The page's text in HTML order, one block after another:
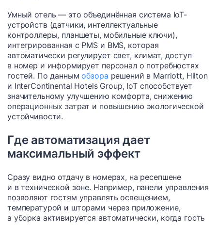
Умный отель — это объединённая система IoT-
устройств (датчики, интеллектуальные
контроллеры, планшеты, мобильные ключи),
интегрированная с PMS и BMS, которая
автоматически регулирует свет, климат, доступ
в номер и информирует персонал о потребностях
гостей. По даннымобзора решений в Marriott, Hilton
и InterContinental Hotels Group, IoT способствует
значительному улучшению комфорта, снижению
операционных затрат и повышению экологической
устойчивости.
Где автоматизация дает
максимальный эффект
Сразу видно отдачу в номерах, на ресепшене
и в технической зоне. Например, панели управления
позволяют гостям управлять освещением,
температурой и шторами через приложение,
а уборка активируется автоматически, когда гость